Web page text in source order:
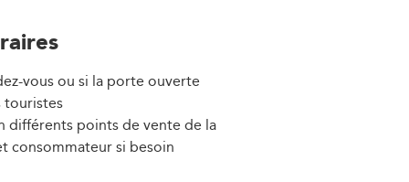
vous ou si la porte ouverte
touristes
différents points de vente de la
consommateur si besoin